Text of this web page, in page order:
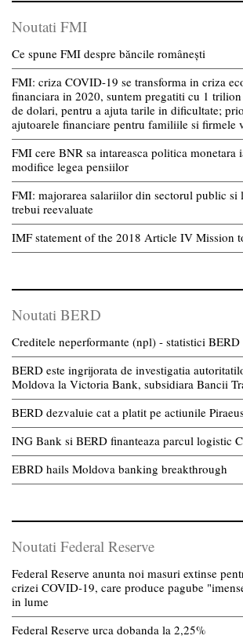
Noutati FMI
Ce spune FMI despre băncile românești
FMI: criza COVID-19 se transforma in criza
financiara in 2020, suntem pregatiti cu 1
de dolari, pentru a ajuta tarile in dificultate;
ajutoarele financiare pentru familiile si firmele
FMI cere BNR sa intareasca politica monetara
modifice legea pensiilor
FMI: majorarea salariilor din sectorul public si
trebui reevaluate
IMF statement of the 2018 Article IV Mission
Noutati BERD
Creditele neperformante (npl) - statistici BERD
BERD este ingrijorata de investigatia
Moldova la Victoria Bank, subsidiara Bancii
BERD dezvaluie cat a platit pe actiunile
ING Bank si BERD finanteaza parcul logistic
EBRD hails Moldova banking breakthrough
Noutati Federal Reserve
Federal Reserve anunta noi masuri extinse
crizei COVID-19, care produce pagube
in lume
Federal Reserve urca dobanda la 2,25%